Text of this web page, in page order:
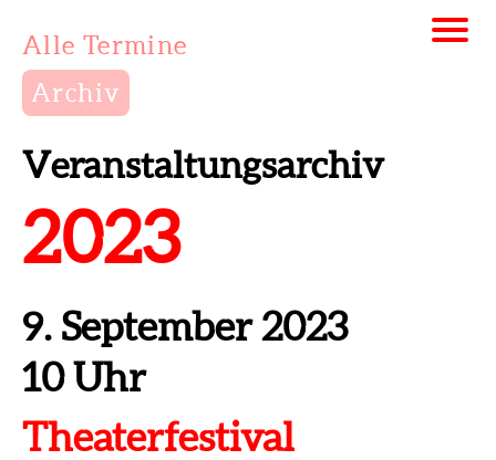
Alle Termine
Archiv
Veranstaltungsarchiv
2023
9. September 2023
10 Uhr
Theaterfestival